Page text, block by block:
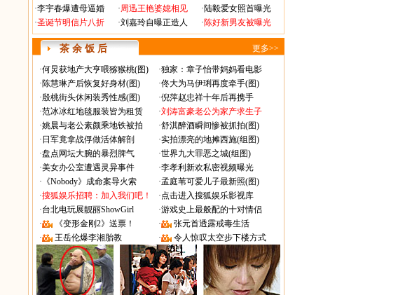
·李宇春爆遭母逼婚
·圣诞节明信片八折
·周迅王艳婆媳相见
·刘嘉玲自曝正造人
·陆毅爱女照首曝光
·陈好新男友被曝光
茶 余 饭 后 更多>>
·何炅获地产大亨喂猕猴桃(图) ·独家：章子怡带妈妈看电影
·陈慧琳产后恢复好身材(图) ·佟大为马伊琍再度牵手(图)
·殷桃街头休闲装秀性感(图) ·倪萍赵忠祥十年后再携手
·范冰冰红地毯服装皆为租赁 ·刘涛富豪老公为家产求生子
·姚晨与老公素颜乘地铁被拍 ·舒淇醉酒瞬间惨被抓拍(图)
· 日军竟拿战俘做活体解剖 ·实拍漂亮的地摊西施(组图)
·盘点网坛大腕的暴烈脾气 ·世界九大罪恶之城(组图)
·美女办公室遭遇灵异事件 ·李孝利新欢私密视频曝光
· 《Nobody》成命案导火索 ·孟庭苇可爱儿子最新照(图)
·搜狐娱乐招聘：加入我们吧！ ·点击进入搜狐娱乐影视库
·台北电玩展靓丽ShowGirl ·游戏史上最般配的十对情侣
·
《变形金刚2》送票！ ·
张元首透露戒毒生活
·
王岳伦爆李湘胎教 · 令人惊叹太空步下楼方式